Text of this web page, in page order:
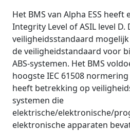
Het BMS van Alpha ESS
Integrity Level of ASIL level
veiligheidsstandaard
de veiligheidstandaard voor
ABS-systemen. Het BMS
hoogste IEC 61508
heeft betrekking op
systemen die
elektrische/elektronische/
elektronische apparaten